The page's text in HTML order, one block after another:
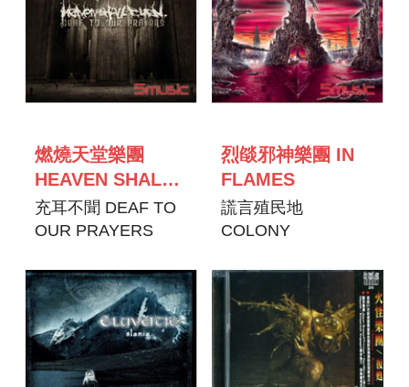
燃燒天堂樂團
HEAVEN SHALL
BURN
充耳不聞 DEAF TO
OUR PRAYERS
烈燄邪神樂團 IN
FLAMES
謊言殖民地
COLONY